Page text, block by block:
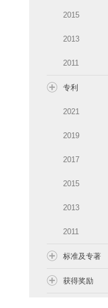
2015
2013
2011
专利
2021
2019
2017
2015
2013
2011
标准及专著
获得奖励